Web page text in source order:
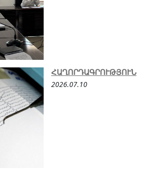
ՀԱՂՈՐԴԱԳՐՈՒԹՅՈՒՆ
2026.07.10